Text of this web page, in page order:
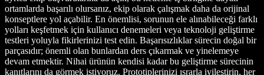
ortamlarda başarılı olursanız, ekip olarak çalışmak daha da orijinal
konseptlere yol açabilir. En önemlisi, sorunun ele alınabileceği farklı
yolları keşfetmek için kullanıcı denemeleri veya teknoloji geliştirme
testleri yoluyla fikirlerinizi test edin. Başarısızlıklar sürecin doğal bir
parçasıdır; önemli olan bunlardan ders çıkarmak ve yinelemeye
devam etmektir. Nihai ürünün kendisi kadar bu geliştirme sürecinin
kanıtlarını da görmek istiyoruz. Prototiplerinizi ısrarla iyileştirin, her